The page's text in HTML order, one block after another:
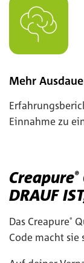
Mehr
Einnahme zu
Creapure®
DRAUF
Das Creapure®
Code macht sie